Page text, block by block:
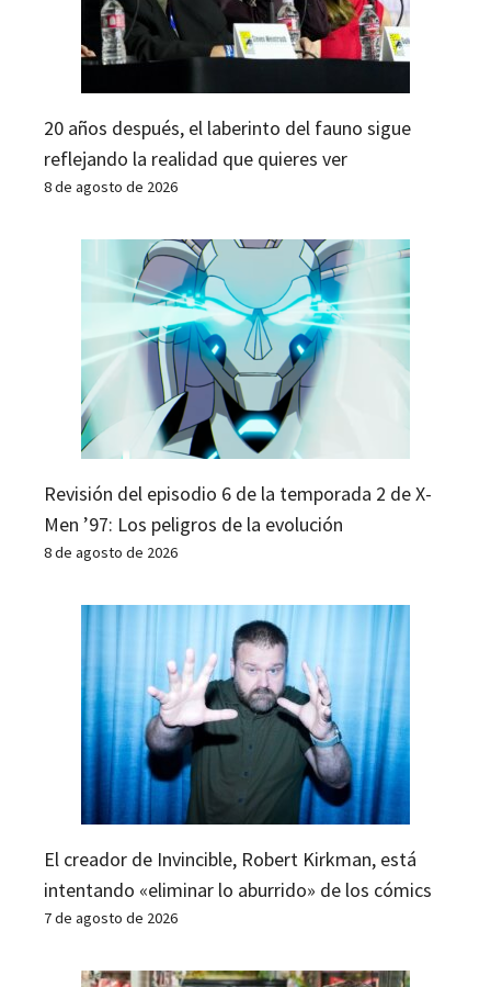
20 años después, el laberinto del fauno sigue
reflejando la realidad que quieres ver
8 de agosto de 2026
Revisión del episodio 6 de la temporada 2 de X-
Men ’97: Los peligros de la evolución
8 de agosto de 2026
El creador de Invincible, Robert Kirkman, está
intentando «eliminar lo aburrido» de los cómics
7 de agosto de 2026